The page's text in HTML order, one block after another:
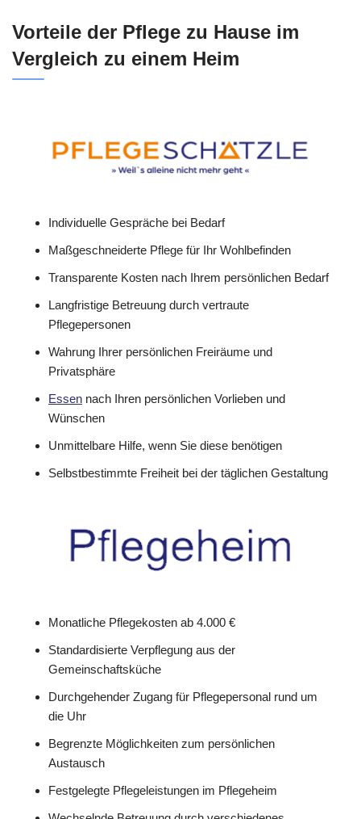
Vorteile der Pflege zu Hause im
Vergleich zu einem Heim
Individuelle Gespräche bei Bedarf
Maßgeschneiderte Pflege für Ihr Wohlbefinden
Transparente Kosten nach Ihrem persönlichen Bedarf
Langfristige Betreuung durch vertraute
Pflegepersonen
Wahrung Ihrer persönlichen Freiräume und
Privatsphäre
Essen nach Ihren persönlichen Vorlieben und
Wünschen
Unmittelbare Hilfe, wenn Sie diese benötigen
Selbstbestimmte Freiheit bei der täglichen Gestaltung
Monatliche Pflegekosten ab 4.000 €
Standardisierte Verpflegung aus der
Gemeinschaftsküche
Durchgehender Zugang für Pflegepersonal rund um
die Uhr
Begrenzte Möglichkeiten zum persönlichen
Austausch
Festgelegte Pflegeleistungen im Pflegeheim